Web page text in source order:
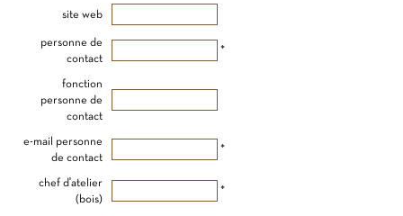
site web
personne de
contact
*
fonction
personne de
contact
e-mail personne
de contact
*
chef d'atelier
(bois)
*